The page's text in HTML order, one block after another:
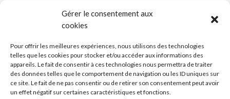
Gérer le consentement aux
cookies
Pour offrir les meilleures expériences, nous utilisons des technologies
telles que les cookies pour stocker et/ou accéder aux informations des
appareils. Le fait de consentir à ces technologies nous permettra de traiter
des données telles que le comportement de navigation ou les ID uniques sur
ce site. Le fait de ne pas consentir ou de retirer son consentement peut avoir
un effet négatif sur certaines caractéristiques et fonctions.
Téléchargez l’appli du Saint-Affricain